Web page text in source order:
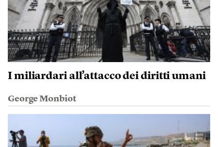
I miliardari all’attacco dei diritti umani
George Monbiot